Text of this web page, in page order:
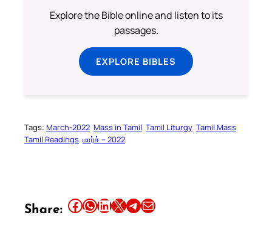
Explore the Bible online and listen to its
passages.
EXPLORE BIBLES
Tags: March-2022 Mass in Tamil Tamil Liturgy Tamil Mass
Tamil Readings மார்ச் – 2022
Share: Share this article on Facebook Share this article on WhatsApp Share this article on LinkedIn Share this article on X Share this article on TelegramEmail this Article